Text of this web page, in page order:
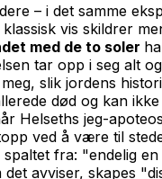
– i det samme
vis skildrer
med de to soler
tar opp i seg alt
slik jordens
død og kan
Helseths jeg-
ved å være til
fra: "endelig
avviser, skapes